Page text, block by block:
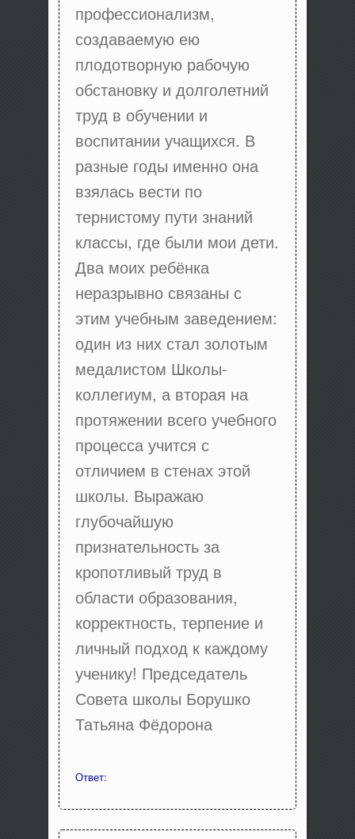
профессионализм,
создаваемую ею
плодотворную рабочую
обстановку и долголетний
труд в обучении и
воспитании учащихся. В
разные годы именно она
взялась вести по
тернистому пути знаний
классы, где были мои дети.
Два моих ребёнка
неразрывно связаны с
этим учебным заведением:
один из них стал золотым
медалистом Школы-
коллегиум, а вторая на
протяжении всего учебного
процесса учится с
отличием в стенах этой
школы. Выражаю
глубочайшую
признательность за
кропотливый труд в
области образования,
корректность, терпение и
личный подход к каждому
ученику! Председатель
Совета школы Борушко
Татьяна Фёдорона
Ответ: